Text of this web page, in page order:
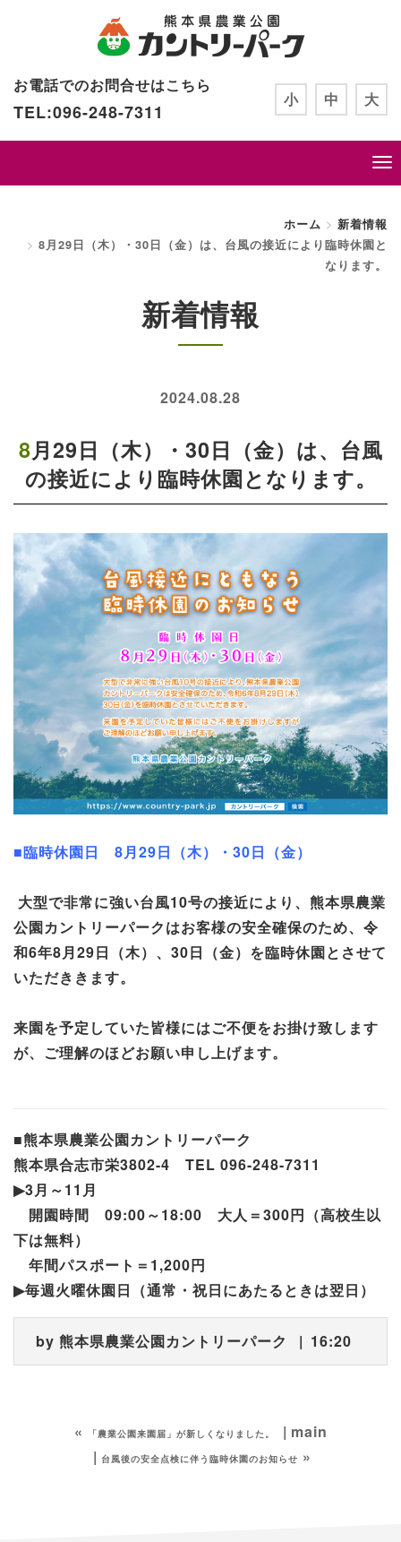
お電話でのお問合せはこちら
TEL:096-248-7311
小 中 大
ホーム
新着情報
8月29日（木）・30日（金）は、台風の接近により臨時休園と
なります。
新着情報
2024.08.28
8月29日（木）・30日（金）は、台風
の接近により臨時休園となります。
■臨時休園日 8月29日（木）・ 30日（金）
大型で非常に強い台風10号の接近により、熊本県農業
公園カントリーパークはお客様の安全確保のため、令
和6年8月29日（木）、 30日（金）を臨時休園とさせて
いただききます。
来園を予定していた皆様にはご不便をお掛け致します
が、ご理解のほどお願い申し上げます。
■熊本県農業公園カントリーパーク
熊本県合志市栄3802-4
TEL 096-248-7311
▶︎3月～11 月
開園時間 09:00～18:00 大人＝300円（高校生以
下は無料）
年間パスポート＝ 1,200円
▶︎毎週火曜休園日（通常・祝日にあたるときは翌日）
by 熊本県農業公園カントリーパーク 16:20
« 「農業公園来園届」が新しくなりました。 main
台風後の安全点検に伴う臨時休園のお知らせ »